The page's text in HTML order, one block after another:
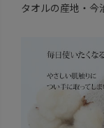
タオルの産地・今